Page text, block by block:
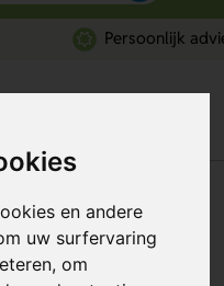
en andere
uw surfervaring
om
Compact:
voor